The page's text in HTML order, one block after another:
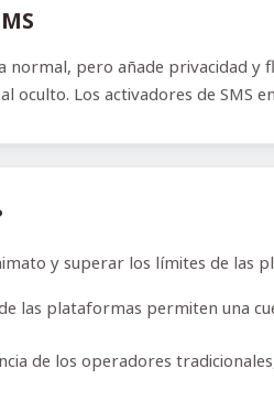
pero añade privacidad y
Los activadores de SMS
y superar los límites de las
las plataformas permiten una
de los operadores